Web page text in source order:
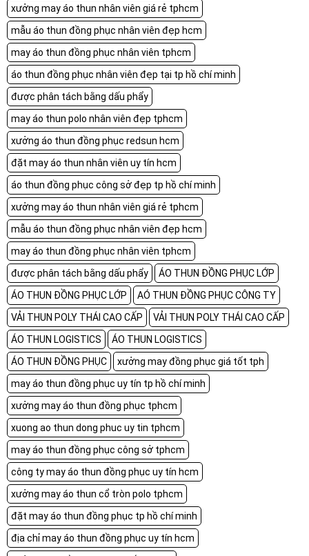
xưởng may áo thun nhân viên giá rẻ tphcm
mẫu áo thun đồng phục nhân viên đẹp hcm
may áo thun đồng phục nhân viên tphcm
áo thun đồng phục nhân viên đẹp tại tp hồ chí minh
được phân tách bằng dấu phẩy
may áo thun polo nhân viên đẹp tphcm
xưởng áo thun đồng phục redsun hcm
đặt may áo thun nhân viên uy tín hcm
áo thun đồng phục công sở đẹp tp hồ chí minh
xưởng may áo thun nhân viên giá rẻ tphcm
mẫu áo thun đồng phục nhân viên đẹp hcm
may áo thun đồng phục nhân viên tphcm
được phân tách bằng dấu phẩy
ÁO THUN ĐỒNG PHỤC LỚP
ÁO THUN ĐỒNG PHỤC LỚP
AÓ THUN ĐỒNG PHỤC CÔNG TY
VẢI THUN POLY THÁI CAO CẤP
VẢI THUN POLY THÁI CAO CẤP
ÁO THUN LOGISTICS
ÁO THUN LOGISTICS
ÁO THUN ĐỒNG PHỤC
xưởng may đồng phục giá tốt tph
may áo thun đồng phục uy tín tp hồ chí minh
xưởng may áo thun đồng phục tphcm
xuong ao thun dong phuc uy tin tphcm
may áo thun đồng phục công sở tphcm
công ty may áo thun đồng phục uy tín hcm
xưởng may áo thun cổ tròn polo tphcm
đặt may áo thun đồng phục tp hồ chí minh
địa chỉ may áo thun đồng phục uy tín hcm